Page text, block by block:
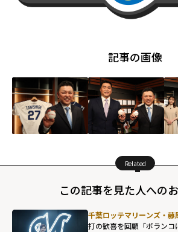
記事の画像
Related
この記事を見た人への
千葉ロッテマリーンズ・藤
打の歓喜を回顧「ポラン